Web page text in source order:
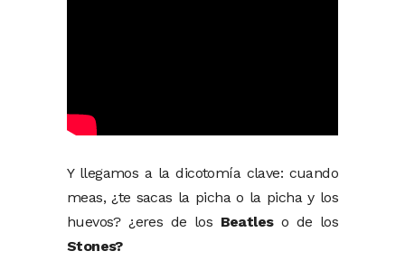
Y llegamos a la dicotomía clave: cuando
meas, ¿te sacas la picha o la picha y los
huevos? ¿eres de los Beatleso de los
Stones?